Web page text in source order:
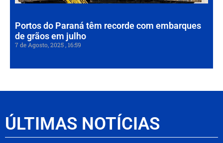
Portos do Paraná têm recorde com embarques
de grãos em julho
7 de Agosto, 2025 16:59
ÚLTIMAS NOTÍCIAS